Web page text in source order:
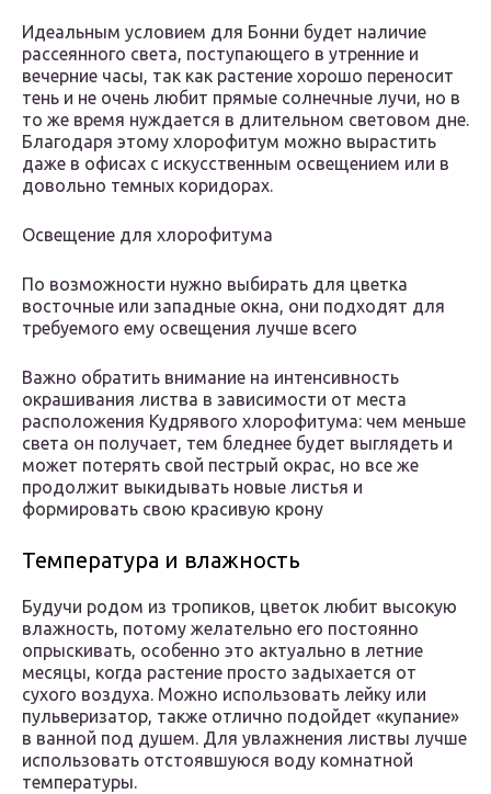
Идеальным условием для Бонни будет наличие
рассеянного света, поступающего в утренние и
вечерние часы, так как растение хорошо переносит
тень и не очень любит прямые солнечные лучи, но в
то же время нуждается в длительном световом дне.
Благодаря этому хлорофитум можно вырастить
даже в офисах с искусственным освещением или в
довольно темных коридорах.
Освещение для хлорофитума
По возможности нужно выбирать для цветка
восточные или западные окна, они подходят для
требуемого ему освещения лучше всего
Важно обратить внимание на интенсивность
окрашивания листва в зависимости от места
расположения Кудрявого хлорофитума: чем меньше
света он получает, тем бледнее будет выглядеть и
может потерять свой пестрый окрас, но все же
продолжит выкидывать новые листья и
формировать свою красивую крону
Температура и влажность
Будучи родом из тропиков, цветок любит высокую
влажность, потому желательно его постоянно
опрыскивать, особенно это актуально в летние
месяцы, когда растение просто задыхается от
сухого воздуха. Можно использовать лейку или
пульверизатор, также отлично подойдет «купание»
в ванной под душем. Для увлажнения листвы лучше
использовать отстоявшуюся воду комнатной
температуры.